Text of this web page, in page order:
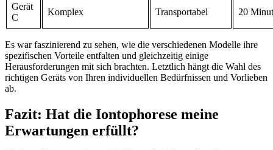
Gerät
C
Komplex Transportabel 20
Es war faszinierend zu ‍sehen, wie die verschiedenen Modelle ihre⁣
spezifischen ⁤Vorteile entfalten und⁤ gleichzeitig⁤ einige
‍Herausforderungen ⁢mit​ sich brachten. Letztlich hängt die Wahl des
richtigen‌ Geräts von Ihren individuellen ‌Bedürfnissen und Vorlieben
ab.
Fazit: Hat ‌die ⁣Iontophorese meine
Erwartungen⁣ erfüllt?